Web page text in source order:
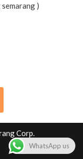
)
Corp.
WhatsApp us